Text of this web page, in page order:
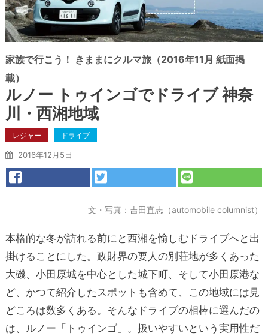
家族で行こう！ きままにクルマ旅（2016年11月 紙面掲
載）
ルノー トゥインゴでドライブ 神奈
川・西湘地域
レジャー ドライブ
2016年12月5日
文・写真：吉田直志（automobile columnist）
本格的な冬が訪れる前にと西湘を愉しむドライブへと出
掛けることにした。政財界の要人の別荘地が多くあった
大磯、小田原城を中心とした城下町、そして小田原港な
ど、かつて紹介したスポットも含めて、この地域には見
どころは数多くある。そんなドライブの相棒に選んだの
は、ルノー「トゥインゴ」。扱いやすいという実用性だ